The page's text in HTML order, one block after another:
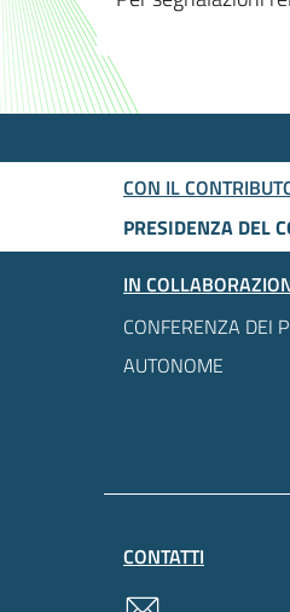
CON IL
PRESIDENZA DEL
IN
CONFERENZA DEI
AUTONOME
CONTATTI